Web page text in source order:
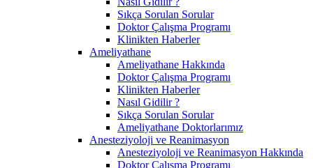
Sıkça Sorulan Sorular
Doktor Çalışma Programı
Klinikten Haberler
Ameliyathane
Ameliyathane Hakkında
Doktor Çalışma Programı
Klinikten Haberler
Nasıl Gidilir ?
Sıkça Sorulan Sorular
Ameliyathane Doktorlarımız
Anesteziyoloji ve Reanimasyon
Anesteziyoloji ve Reanimasyon Hakkında
Doktor Çalışma Programı